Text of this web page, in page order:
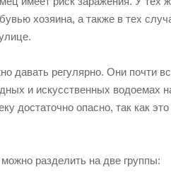
хозяина, а также в тех
давать регулярно. Они почти
и искусственных водоемах
достаточно опасно, так как
разделить на две группы: